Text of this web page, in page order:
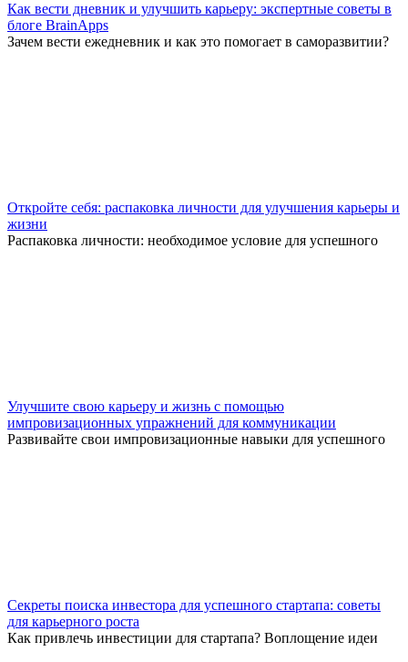
Как вести дневник и улучшить карьеру: экспертные советы в
блоге BrainApps
Зачем вести ежедневник и как это помогает в саморазвитии?
Откройте себя: распаковка личности для улучшения карьеры и
жизни
Распаковка личности: необходимое условие для успешного
Улучшите свою карьеру и жизнь с помощью
импровизационных упражнений для коммуникации
Развивайте свои импровизационные навыки для успешного
Секреты поиска инвестора для успешного стартапа: советы
для карьерного роста
Как привлечь инвестиции для стартапа? Воплощение идеи